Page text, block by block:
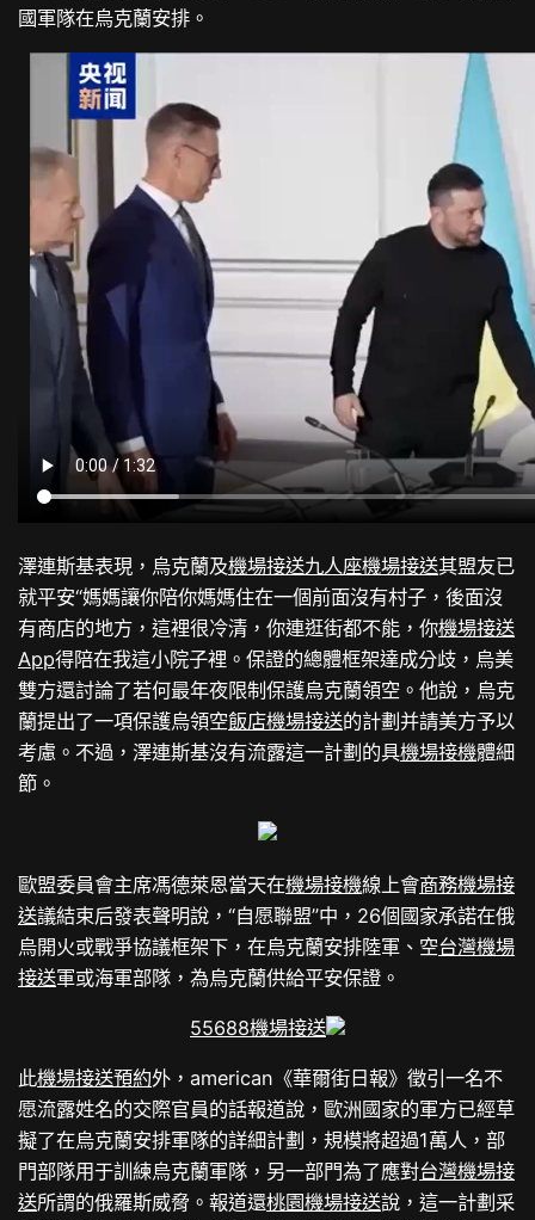
國軍隊在烏克蘭安排。
澤連斯基表現，烏克蘭及機場接送九人座機場接送其盟友已
就平安“媽媽讓你陪你媽媽住在一個前面沒有村子，後面沒
有商店的地方，這裡很冷清，你連逛街都不能，你機場接送
App得陪在我這小院子裡。保證的總體框架達成分歧，烏美
雙方還討論了若何最年夜限制保護烏克蘭領空。他說，烏克
蘭提出了一項保護烏領空飯店機場接送的計劃并請美方予以
考慮。不過，澤連斯基沒有流露這一計劃的具機場接機體細
節。
歐盟委員會主席馮德萊恩當天在機場接機線上會商務機場接
送議結束后發表聲明說，“自愿聯盟”中，26個國家承諾在俄
烏開火或戰爭協議框架下，在烏克蘭安排陸軍、空台灣機場
接送軍或海軍部隊，為烏克蘭供給平安保證。
55688機場接送
此機場接送預約外，american《華爾街日報》徵引一名不
愿流露姓名的交際官員的話報道說，歐洲國家的軍方已經草
擬了在烏克蘭安排軍隊的詳細計劃，規模將超過1萬人，部
門部隊用于訓練烏克蘭軍隊，另一部門為了應對台灣機場接
送所謂的俄羅斯威脅。報道還桃園機場接送說，這一計劃采